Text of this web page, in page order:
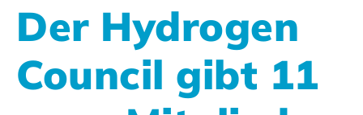
Der Hydrogen
Council gibt 11